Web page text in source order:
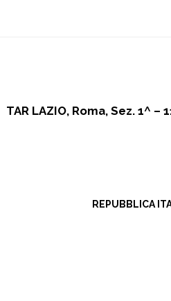
TAR LAZIO, Roma, Sez. 1^ –
REPUBBLICA